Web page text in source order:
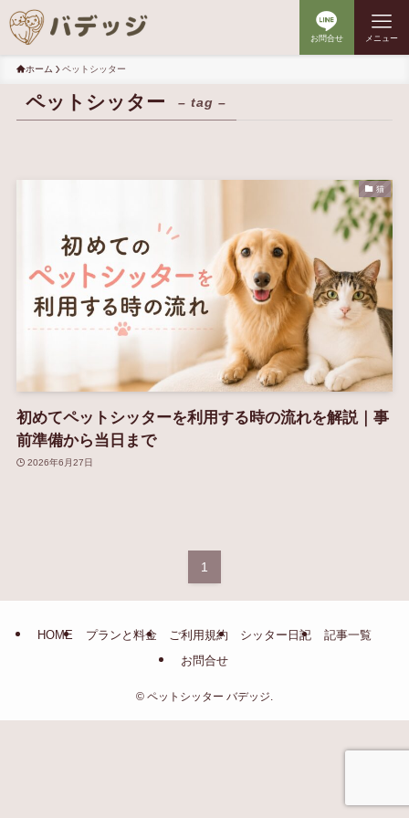
お問合せ メニュー
ホーム ペットシッター
ペットシッター – tag –
猫
初めてペットシッターを利用する時の流れを解説｜事
前準備から当日まで
2026年6月27日
1
HOME プランと料金 ご利用規約 シッター日記
記事一覧
お問合せ
© ペットシッター バデッジ.